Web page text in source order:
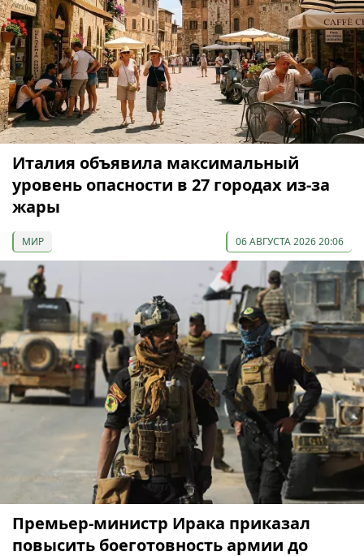
Италия объявила максимальный
уровень опасности в 27 городах из-за
жары
МИР 06 АВГУСТА 2026 20:06
Премьер-министр Ирака приказал
повысить боеготовность армии до